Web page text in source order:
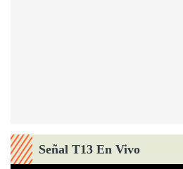
Señal T13 En Vivo